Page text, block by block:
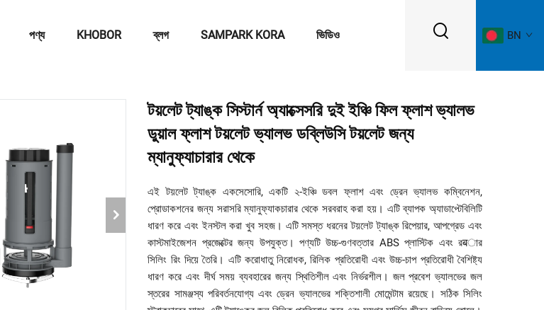
পণ্য KHOBOR ব্লগ SAMPARK KORA ভিডিও BN
টয়লেট ট্যাঙ্ক সিস্টার্ন অ্যাক্সেসরি দুই ইঞ্চি ফিল ফ্লাশ ভ্যালভ
ডুয়াল ফ্লাশ টয়লেট ভ্যালভ ডব্লিউসি টয়লেট জন্য
ম্যানুফ্যাচারার থেকে
এই টয়লেট ট্যাঙ্ক একসেসোরি, একটি ২-ইঞ্চি ডবল ফ্লাশ এবং ড্রেন ভ্যালভ কম্বিনেশন,
প্রোডাকশনের জন্য সরাসরি ম্যানুফ্যাকচারার থেকে সরবরাহ করা হয়। এটি ব্যাপক অ্যাডাপ্টেবিলিটি
ধারণ করে এবং ইনস্টল করা খুব সহজ। এটি সমস্ত ধরনের টয়লেট ট্যাঙ্ক রিপেয়ার, আপগ্রেড এবং
কাস্টমাইজেশন প্রজেক্টের জন্য উপযুক্ত। পণ্যটি উচ্চ-গুণবত্তার ABS প্লাস্টিক এবং রबার
সিলিং রিং দিয়ে তৈরি। এটি করোধাতু নিরোধক, রিলিক প্রতিরোধী এবং উচ্চ-চাপ প্রতিরোধী বৈশিষ্ট্য
ধারণ করে এবং দীর্ঘ সময় ব্যবহারের জন্য স্থিতিশীল এবং নির্ভরশীল। জল প্রবেশ ভ্যালভের জল
স্তরের সামঞ্জস্য পরিবর্তনযোগ্য এবং ড্রেন ভ্যালভের শক্তিশালী মোমেন্টাম রয়েছে। সঠিক সিলিং